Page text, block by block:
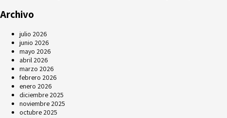
Archivo
julio 2026
junio 2026
mayo 2026
abril 2026
marzo 2026
febrero 2026
enero 2026
diciembre 2025
noviembre 2025
octubre 2025